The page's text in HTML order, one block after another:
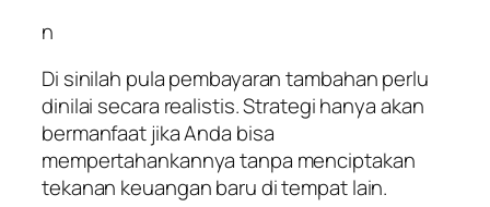
n
Di sinilah pula pembayaran tambahan perlu
dinilai secara realistis. Strategi hanya akan
bermanfaat jika Anda bisa
mempertahankannya tanpa menciptakan
tekanan keuangan baru di tempat lain.